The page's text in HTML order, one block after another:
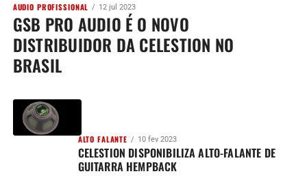
AUDIO PROFISSIONAL 12 jul 2023
GSB PRO AUDIO É O NOVO
DISTRIBUIDOR DA CELESTION NO
BRASIL
ALTO FALANTE 10 fev 2023
CELESTION DISPONIBILIZA ALTO-FALANTE DE
GUITARRA HEMPBACK